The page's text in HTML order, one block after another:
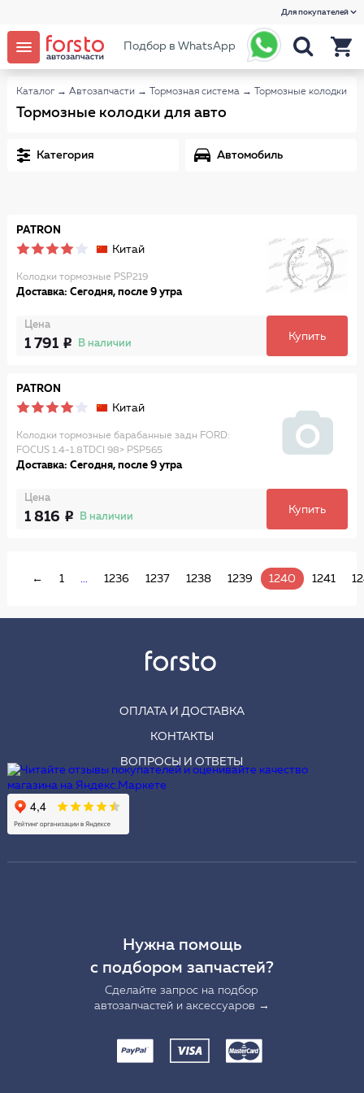
Для покупателей
Подбор в WhatsApp
Каталог → Автозапчасти → Тормозная система → Тормозные колодки
Тормозные колодки для авто
Категория Автомобиль
PATRON
Китай
Колодки тормозные PSP219
Доставка: Сегодня, после 9 утра
Цена
1 791 В наличии
Купить
PATRON
Китай
Колодки тормозные барабанные задн FORD:
FOCUS 1.4-1.8TDCI 98> PSP565
Доставка: Сегодня, после 9 утра
Цена
1 816 В наличии
Купить
← 1 ... 1236 1237 1238 1239 1240 1241
ОПЛАТА И ДОСТАВКА
КОНТАКТЫ
ВОПРОСЫ И ОТВЕТЫ
Нужна помощь
с подбором запчастей?
Сделайте запрос на подбор
автозапчастей и аксессуаров →